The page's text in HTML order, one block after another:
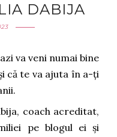
DABIJA
va veni numai bine
că te va ajuta în a-ți
coach acreditat,
pe blogul ei și